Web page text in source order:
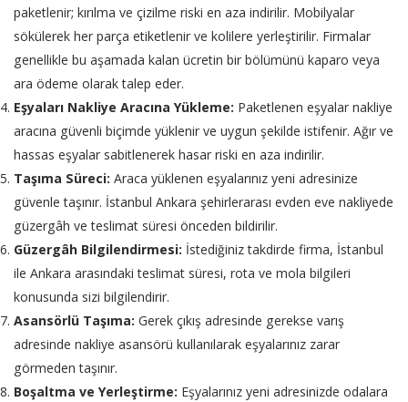
paketlenir; kırılma ve çizilme riski en aza indirilir. Mobilyalar
sökülerek her parça etiketlenir ve kolilere yerleştirilir. Firmalar
genellikle bu aşamada kalan ücretin bir bölümünü kaparo veya
ara ödeme olarak talep eder.
Eşyaları Nakliye Aracına Yükleme: Paketlenen eşyalar nakliye
aracına güvenli biçimde yüklenir ve uygun şekilde istifenir. Ağır ve
hassas eşyalar sabitlenerek hasar riski en aza indirilir.
Taşıma Süreci: Araca yüklenen eşyalarınız yeni adresinize
güvenle taşınır. İstanbul Ankara şehirlerarası evden eve nakliyede
güzergâh ve teslimat süresi önceden bildirilir.
Güzergâh Bilgilendirmesi: İstediğiniz takdirde firma, İstanbul
ile Ankara arasındaki teslimat süresi, rota ve mola bilgileri
konusunda sizi bilgilendirir.
Asansörlü Taşıma: Gerek çıkış adresinde gerekse varış
adresinde nakliye asansörü kullanılarak eşyalarınız zarar
görmeden taşınır.
Boşaltma ve Yerleştirme: Eşyalarınız yeni adresinizde odalara